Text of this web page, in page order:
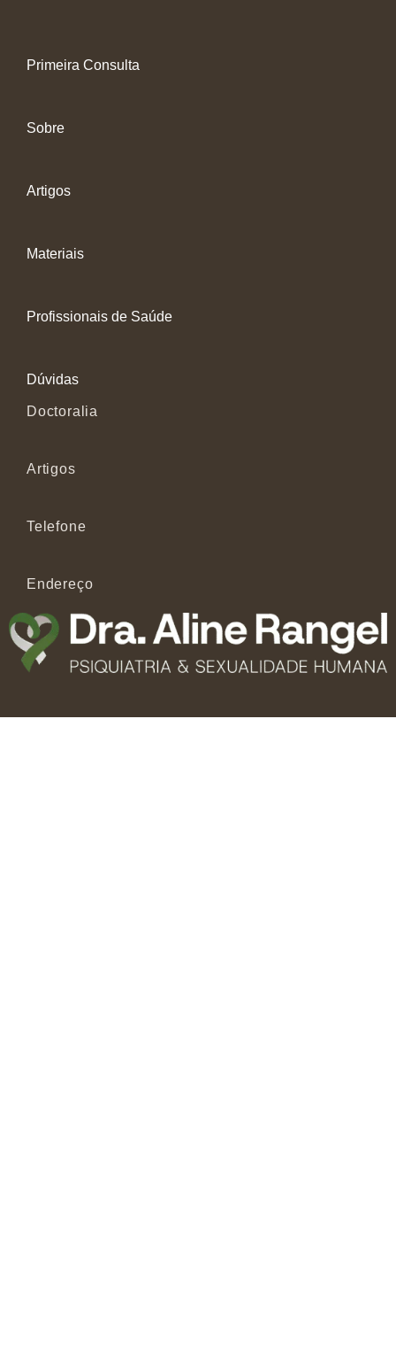
Primeira Consulta
Sobre
Artigos
Materiais
Profissionais de Saúde
Dúvidas
Doctoralia
Artigos
Telefone
Endereço